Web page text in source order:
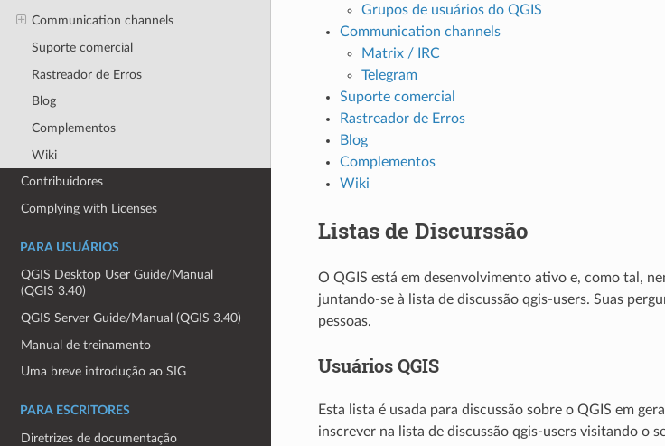
Communication channels
Suporte comercial
Rastreador de Erros
Blog
Complementos
Wiki
Contribuidores
Complying with Licenses
PARA USUÁRIOS
QGIS Desktop User Guide/Manual
(QGIS 3.40)
QGIS Server Guide/Manual (QGIS 3.40)
Manual de treinamento
Uma breve introdução ao SIG
PARA ESCRITORES
Diretrizes de documentação
Grupos de usuários do QGIS
Communication channels
Matrix / IRC
Telegram
Suporte comercial
Rastreador de Erros
Blog
Complementos
Wiki
Listas de Discurssão
O QGIS está em desenvolvimento ativo e, como tal,
juntando-se à lista de discussão qgis-users. Suas
pessoas.
Usuários QGIS
Esta lista é usada para discussão sobre o QGIS em
inscrever na lista de discussão qgis-users visitando o